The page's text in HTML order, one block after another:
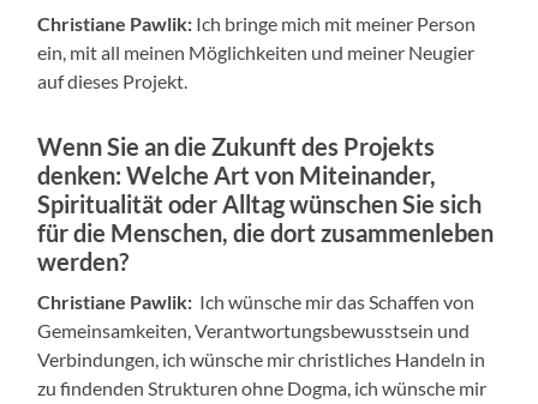
Christiane Pawlik: Ich bringe mich mit meiner Person
ein, mit all meinen Möglichkeiten und meiner Neugier
auf dieses Projekt.
Wenn Sie an die Zukunft des Projekts
denken: Welche Art von Miteinander,
Spiritualität oder Alltag wünschen Sie sich
für die Menschen, die dort zusammenleben
werden?
Christiane Pawlik: Ich wünsche mir das Schaffen von
Gemeinsamkeiten, Verantwortungsbewusstsein und
Verbindungen, ich wünsche mir christliches Handeln in
zu findenden Strukturen ohne Dogma, ich wünsche mir